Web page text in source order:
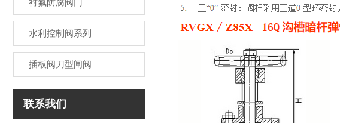
衬氟防腐阀门
水利控制阀系列
插板阀刀型闸阀
联系我们